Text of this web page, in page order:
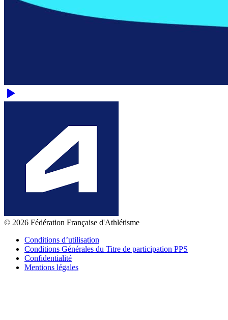
© 2026 Fédération Française d'Athlétisme
Conditions d’utilisation
Conditions Générales du Titre de participation PPS
Confidentialité
Mentions légales